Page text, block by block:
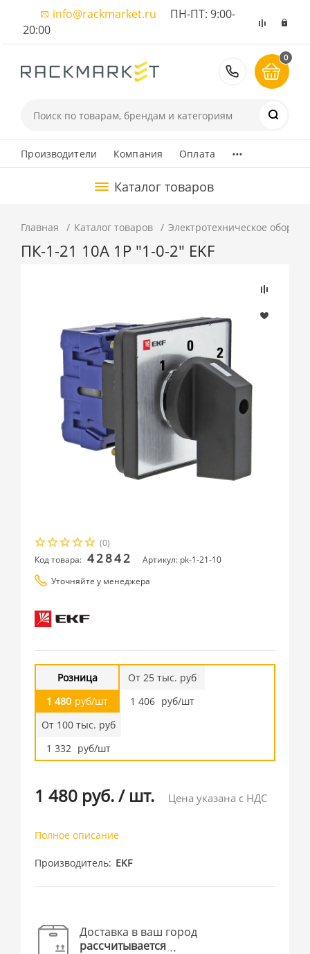
info@rackmarket.ru ПН-ПТ: 9:00-
20:00
8 (495)
0
Производители Компания Оплата ...
Каталог товаров
Главная Каталог товаров Электротехническое
ПК-1-21 10А 1P "1-0-2" EKF
(0)
Код товара: 42842
Артикул: pk-1-21-10
Уточняйте у менеджера
Розница
1 480 руб/шт
От 25 тыс. руб
1 406 руб/шт
От 100 тыс. руб
1 332 руб/шт
1 480 руб./ шт. Цена указана с НДС
Полное описание
Производитель EKF
Доставка в ваш город
рассчитывается